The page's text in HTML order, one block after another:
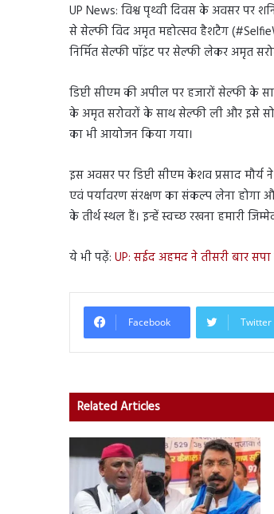
UP News: विश्व पृथ्वी दिवस के अवसर पर
से सेल्फी विद अमृत महोत्सव हैशटैग
निर्मित सेल्फी पॉइंट पर सेल्फी लेकर अमृत
डिप्टी सीएम की अपील पर हजारों सेल्फी के
के अमृत सरोवरों के साथ सेल्फी ली और इसे
का भी आयोजन किया गया।
इस अवसर पर डिप्टी सीएम केशव प्रसाद
एवं पर्यावरण संरक्षण का संकल्प लेना होगा
के तीर्थ स्थल हैं। इन्हें स्वच्छ रखना हमारी
ये भी पढ़ें: UP: सईद अहमद ने तीसरी बार
Facebook Twitter
Related Articles